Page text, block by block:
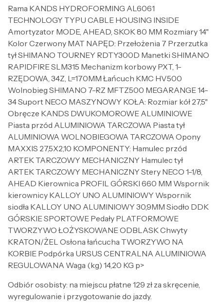
Rama KANDS HYDROFORMING AL6061
TECHNOLOGY TYPU CABLE HOUSING INSIDE
Amortyzator MODE, AHEAD, SKOK 80 MM Rozmiary 14"
Kolor Czerwony MAT NAPĘD: Przełożenia 7 Przerzutka
tył SHIMANO TOURNEY RDTY300D Manetki SHIMANO
RAPIDFIRE SLM315 Mechanizm korbowy PXT, 1-
RZĘDOWA, 34Z, L=170MM Łańcuch KMC HV500
Wolnobieg SHIMANO 7-RZ MFTZ500 MEGARANGE 14-
34 Suport NECO MASZYNOWY KOŁA: Rozmiar kół 27,5"
Obręcze KANDS DWUKOMOROWE ALUMINIOWE
Piasta przód ALUMINIOWA TARCZOWA Piasta tył
ALUMINIOWA WOLNOBIEGOWA TARCZOWA Opony
MAXXIS 27,5X2,10 KOMPONENTY: Hamulec przód
ARTEK TARCZOWY MECHANICZNY Hamulec tył
ARTEK TARCZOWY MECHANICZNY Stery NECO 1-1/8,
AHEAD Kierownica PROFIL GÓRSKI 660 MM Wspornik
kierownicy KALLOY UNO ALUMINIOWY Wspornik
siodła KALLOY UNO ALUMINIOWY 30,9MM Siodło DDK
GÓRSKIE SPORTOWE Pedały PLATFORMOWE
TWORZYWO ŁOŻYSKOWANE ODBLASK Chwyty
KRATON/ŻEL Osłona łańcucha TWORZYWO NA
KORBIE Podpórka URSUS CENTRALNA ALUMINIOWA
REGULOWANA Waga (kg) 14,20 KG p>
Odbiór osobisty: na miejscu płatne 129 zł za skręcenie,
wyregulowanie i przygotowanie do jazdy.